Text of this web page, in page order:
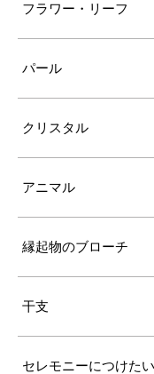
フラワー・リーフ
パール
クリスタル
アニマル
縁起物のブローチ
干支
セレモニーにつけた